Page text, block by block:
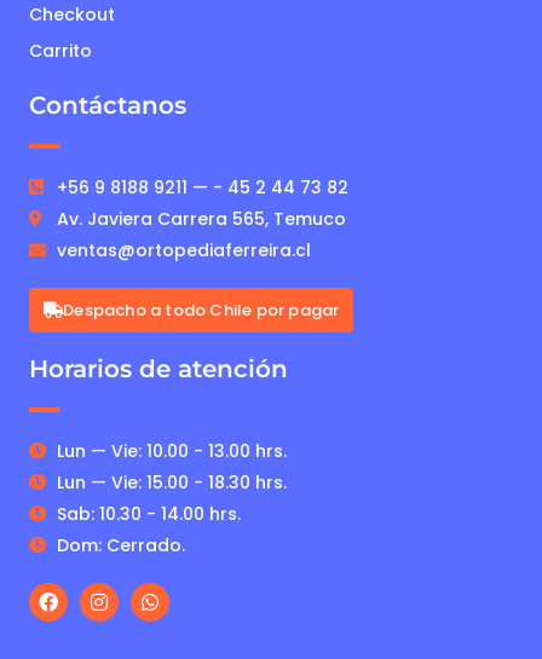
Checkout
Carrito
Contáctanos
+56 9 8188 9211 — - 45 2 44 73 82
Av. Javiera Carrera 565, Temuco
ventas@ortopediaferreira.cl
Despacho a todo Chile por pagar
Horarios de atención
Lun — Vie: 10.00 - 13.00 hrs.
Lun — Vie: 15.00 - 18.30 hrs.
Sab: 10.30 - 14.00 hrs.
Dom: Cerrado.